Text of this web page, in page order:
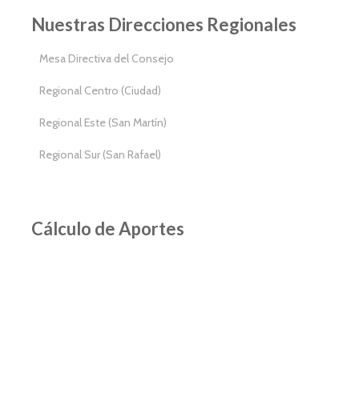
Nuestras Direcciones Regionales
Mesa Directiva del Consejo
Regional Centro (Ciudad)
Regional Este (San Martín)
Regional Sur (San Rafael)
Cálculo de Aportes